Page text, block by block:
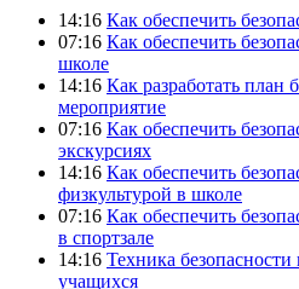
14:16 Как обеспечить
07:16 Как обеспечить
школе
14:16 Как разработать план
мероприятие
07:16 Как обеспечить
экскурсиях
14:16 Как обеспечить
физкультурой в школе
07:16 Как обеспечить
в спортзале
14:16 Техника безопасности
учащихся